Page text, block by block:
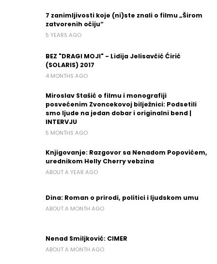
7 zanimljivosti koje (ni)ste znali o filmu „Širom
zatvorenih očiju“
5 YEARS AGO
BEZ "DRAGI MOJI" - Lidija Jelisavčić Ćirić
(SOLARIS) 2017
4 MONTHS AGO
Miroslav Stašić o filmu i monografiji
posvećenim Zvoncekovoj bilježnici: Podsetili
smo ljude na jedan dobar i originalni bend |
INTERVJU
5 MONTHS AGO
Knjigovanje: Razgovor sa Nenadom Popovićem,
urednikom Helly Cherry vebzina
ABOUT A YEAR AGO
Dina: Roman o prirodi, politici i ljudskom umu
ABOUT A MONTH AGO
Nenad Smiljković: CIMER
ABOUT A MONTH AGO